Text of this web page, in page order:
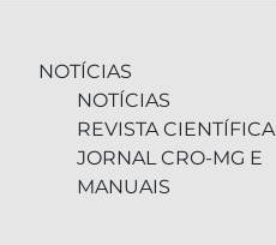
NOTÍCIAS
NOTÍCIAS
REVISTA CIENTÍFICA
JORNAL CRO-MG E
MANUAIS